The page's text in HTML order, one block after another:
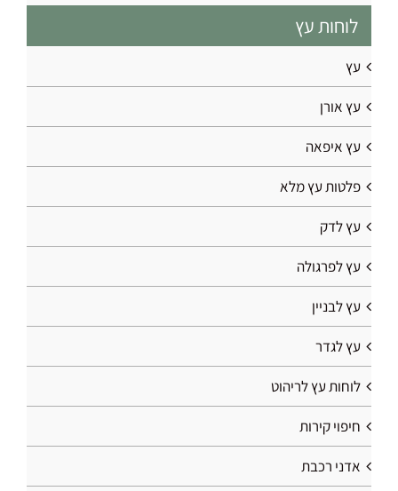
לוחות עץ
עץ
עץ אורן
עץ איפאה
פלטות עץ מלא
עץ לדק
עץ לפרגולה
עץ לבניין
עץ לגדר
לוחות עץ לריהוט
חיפוי קירות
אדני רכבת